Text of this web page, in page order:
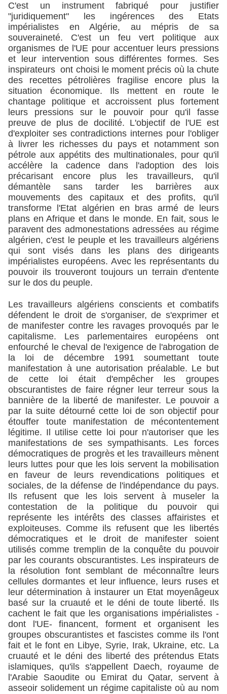
C'est un instrument fabriqué pour justifier
"juridiquement" les ingérences des Etats
impérialistes en Algérie, au mépris de sa
souveraineté. C'est un feu vert politique aux
organismes de l'UE pour accentuer leurs pressions
et leur intervention sous différentes formes. Ses
inspirateurs ont choisi le moment précis où la chute
des recettes pétrolières fragilise encore plus la
situation économique. Ils mettent en route le
chantage politique et accroissent plus fortement
leurs pressions sur le pouvoir pour qu'il fasse
preuve de plus de docilité. L'objectif de l'UE est
d'exploiter ses contradictions internes pour l'obliger
à livrer les richesses du pays et notamment son
pétrole aux appétits des multinationales, pour qu'il
accélère la cadence dans l'adoption des lois
précarisant encore plus les travailleurs, qu'il
démantèle sans tarder les barrières aux
mouvements des capitaux et des profits, qu'il
transforme l'Etat algérien en bras armé de leurs
plans en Afrique et dans le monde. En fait, sous le
paravent des admonestations adressées au régime
algérien, c'est le peuple et les travailleurs algériens
qui sont visés dans les plans des dirigeants
impérialistes européens. Avec les représentants du
pouvoir ils trouveront toujours un terrain d'entente
sur le dos du peuple.
Les travailleurs algériens conscients et combatifs
défendent le droit de s'organiser, de s'exprimer et
de manifester contre les ravages provoqués par le
capitalisme. Les parlementaires européens ont
enfourché le cheval de l'exigence de l'abrogation de
la loi de décembre 1991 soumettant toute
manifestation à une autorisation préalable. Le but
de cette loi était d'empêcher les groupes
obscurantistes de faire régner leur terreur sous la
bannière de la liberté de manifester. Le pouvoir a
par la suite détourné cette loi de son objectif pour
étouffer toute manifestation de mécontentement
légitime. Il utilise cette loi pour n'autoriser que les
manifestations de ses sympathisants. Les forces
démocratiques de progrès et les travailleurs mènent
leurs luttes pour que les lois servent la mobilisation
en faveur de leurs revendications politiques et
sociales, de la défense de l'indépendance du pays.
Ils refusent que les lois servent à museler la
contestation de la politique du pouvoir qui
représente les intérêts des classes affairistes et
exploiteuses. Comme ils refusent que les libertés
démocratiques et le droit de manifester soient
utilisés comme tremplin de la conquête du pouvoir
par les courants obscurantistes. Les inspirateurs de
la résolution font semblant de méconnaître leurs
cellules dormantes et leur influence, leurs ruses et
leur détermination à instaurer un Etat moyenâgeux
basé sur la cruauté et le déni de toute liberté. Ils
cachent le fait que les organisations impérialistes -
dont l'UE- financent, forment et organisent les
groupes obscurantistes et fascistes comme ils l'ont
fait et le font en Libye, Syrie, Irak, Ukraine, etc. La
cruauté et le déni des liberté des prétendus Etats
islamiques, qu'ils s'appellent Daech, royaume de
l'Arabie Saoudite ou Emirat du Qatar, servent à
asseoir solidement un régime capitaliste où au nom